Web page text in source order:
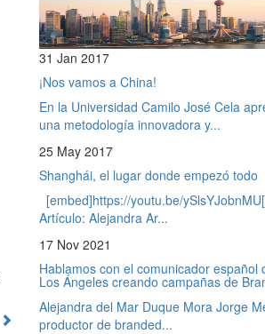
31 Jan 2017
¡Nos vamos a China!
En la Universidad Camilo José Cela
una metodología innovadora y...
25 May 2017
Shanghái, el lugar donde empezó todo
[embed]https://youtu.be/
Artículo: Alejandra Ar...
17 Nov 2021
Hablamos con el comunicador español
Los Ángeles creando campañas de
Alejandra del Mar Duque Mora Jorge
productor de branded...